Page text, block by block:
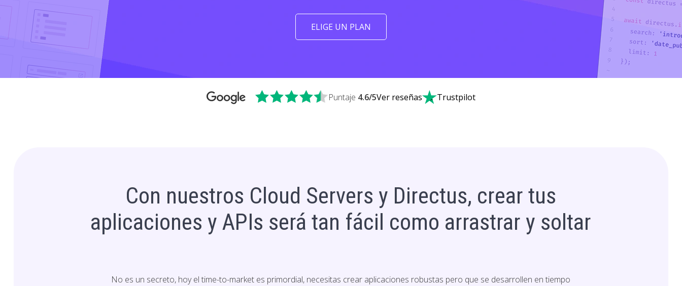
ELIGE UN PLAN
Puntaje 4.6/5Ver reseñas Trustpilot
Con nuestros Cloud Servers y Directus, crear tus
aplicaciones y APIs será tan fácil como arrastrar y soltar
No es un secreto, hoy el time-to-market es primordial, necesitas crear aplicaciones robustas pero que se desarrollen en tiempo